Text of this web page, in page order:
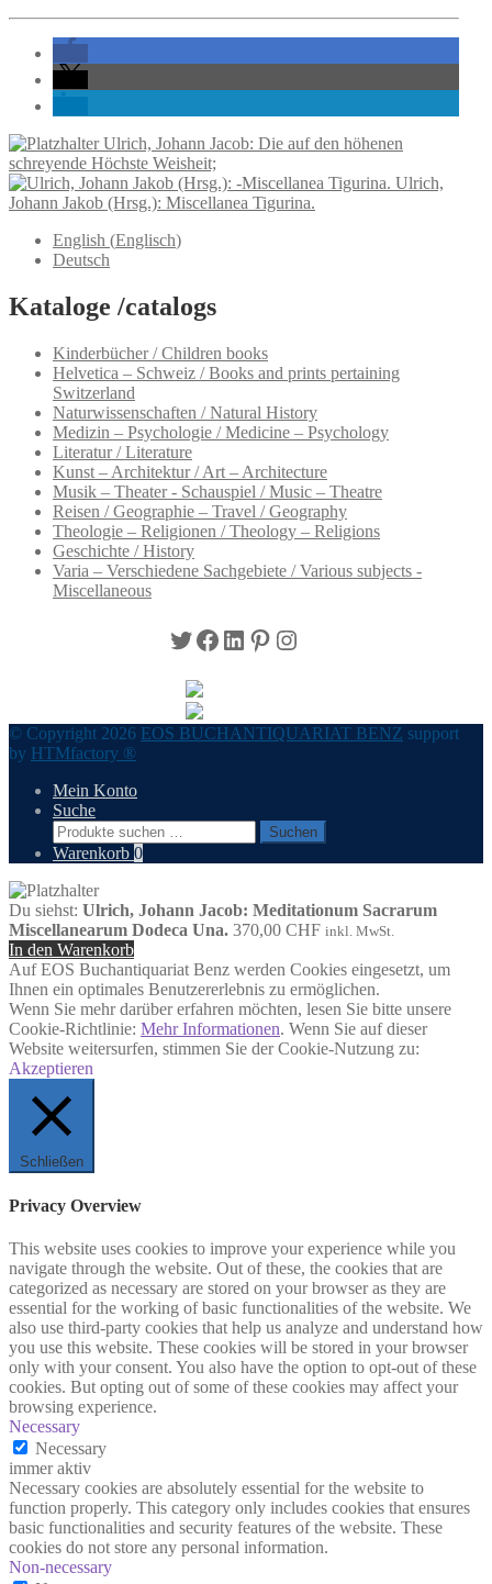
Ulrich, Johann Jacob: Die auf den höhenen
schreyende Höchste Weisheit;
Ulrich,
Johann Jakob (Hrsg.): Miscellanea Tigurina.
English (Englisch)
Deutsch
Kataloge /catalogs
Kinderbücher / Children books
Helvetica – Schweiz / Books and prints pertaining
Switzerland
Naturwissenschaften / Natural History
Medizin – Psychologie / Medicine – Psychology
Literatur / Literature
Kunst – Architektur / Art – Architecture
Musik – Theater - Schauspiel / Music – Theatre
Reisen / Geographie – Travel / Geography
Theologie – Religionen / Theology – Religions
Geschichte / History
Varia – Verschiedene Sachgebiete / Various subjects -
Miscellaneous
Twitter
Facebook
LinkedIn
Pinterest
Instagram
© Copyright 2026 EOS BUCHANTIQUARIAT BENZ support
by HTMfactory ®
Mein Konto
Suche
Suchen
nach:
Suchen
Warenkorb 0
Du siehst: Ulrich, Johann Jacob: Meditationum Sacrarum
Miscellanearum Dodeca Una. 370,00 CHF inkl. MwSt.
In den Warenkorb
Auf EOS Buchantiquariat Benz werden Cookies eingesetzt, um
Ihnen ein optimales Benutzererlebnis zu ermöglichen.
Wenn Sie mehr darüber erfahren möchten, lesen Sie bitte unsere
Cookie-Richtlinie: Mehr Informationen. Wenn Sie auf dieser
Website weitersurfen, stimmen Sie der Cookie-Nutzung zu:
Akzeptieren
Schließen
Privacy Overview
This website uses cookies to improve your experience while you
navigate through the website. Out of these, the cookies that are
categorized as necessary are stored on your browser as they are
essential for the working of basic functionalities of the website. We
also use third-party cookies that help us analyze and understand how
you use this website. These cookies will be stored in your browser
only with your consent. You also have the option to opt-out of these
cookies. But opting out of some of these cookies may affect your
browsing experience.
Necessary
Necessary
immer aktiv
Necessary cookies are absolutely essential for the website to
function properly. This category only includes cookies that ensures
basic functionalities and security features of the website. These
cookies do not store any personal information.
Non-necessary